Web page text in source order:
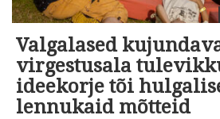
Valgalased
virgestusala
ideekorje tõi
lennukaid mõtteid